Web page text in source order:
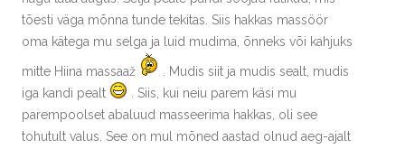
tõesti väga mõnna tunde tekitas. Siis hakkas massöör
oma kätega mu selga ja luid mudima, õnneks või kahjuks
mitte Hiina massaaž
. Mudis siit ja mudis sealt, mudis
iga kandi pealt
. Siis, kui neiu parem käsi mu
parempoolset abaluud masseerima hakkas, oli see
tohutult valus. See on mul mõned aastad olnud aeg-ajalt